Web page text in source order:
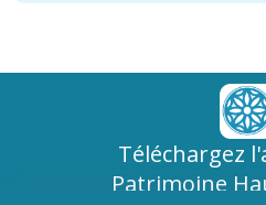
Téléchargez
Patrimoine